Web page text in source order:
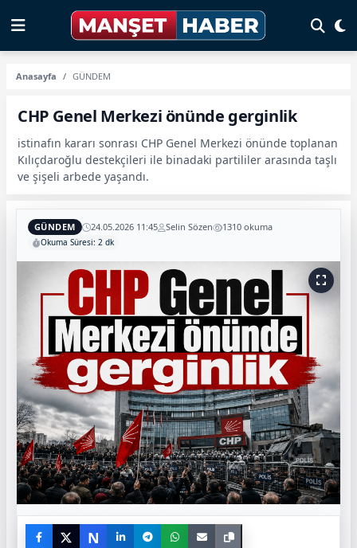
Anasayfa GÜNDEM
CHP Genel Merkezi önünde gerginlik
istinafın kararı sonrası CHP Genel Merkezi önünde toplanan
Kılıçdaroğlu destekçileri ile binadaki partililer arasında taşlı
ve şişeli arbede yaşandı.
GÜNDEM 24.05.2026 11:45 Selin Sözen 1310 okuma
Okuma Süresi: 2 dk
N